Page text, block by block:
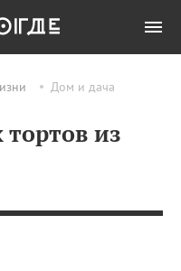
Дом и дача
из